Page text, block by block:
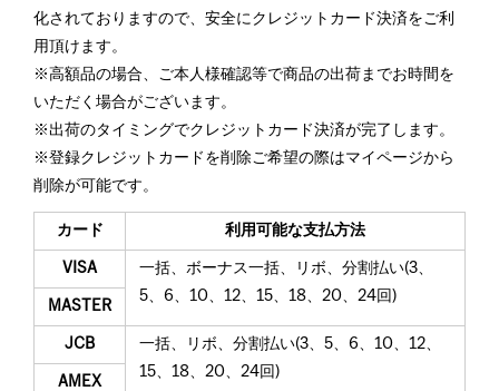
化されておりますので、安全にクレジットカード決済をご利
用頂けます。
※高額品の場合、ご本人様確認等で商品の出荷までお時間を
いただく場合がございます。
※出荷のタイミングでクレジットカード決済が完了します。
※登録クレジットカードを削除ご希望の際はマイページから
削除が可能です。
カード 利用可能な支払方法
VISA
一括、ボーナス一括、リボ、分割払い(3、
5、6、10、12、15、18、20、24回)
MASTER
JCB
一括、リボ、分割払い(3、5、6、10、12、
15、18、20、24回)
AMEX